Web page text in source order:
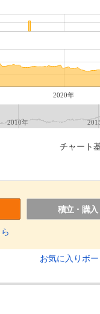
2020年
2010年
チャート
積立・購入
お気に入りボ